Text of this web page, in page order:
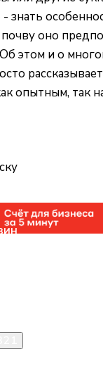
знать
оно
этом и о
опытным, так